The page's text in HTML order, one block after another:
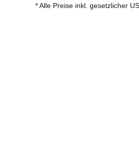
* Alle Preise inkl. gesetzlicher